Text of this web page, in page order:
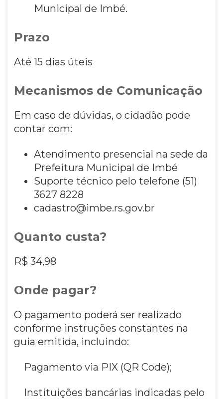
Municipal de Imbé.
Prazo
Até 15 dias úteis
Mecanismos de Comunicação
Em caso de dúvidas, o cidadão pode
contar com:
Atendimento presencial na sede da
Prefeitura Municipal de Imbé
Suporte técnico pelo telefone (51)
3627 8228
cadastro@imbe.rs.gov.br
Quanto custa?
R$ 34,98
Onde pagar?
O pagamento poderá ser realizado
conforme instruções constantes na
guia emitida, incluindo:
Pagamento via PIX (QR Code);
Instituições bancárias indicadas pelo